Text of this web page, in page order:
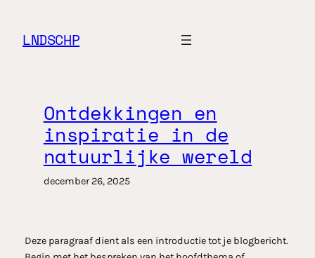
LNDSCHP
Ontdekkingen en
inspiratie in de
natuurlijke wereld
december 26, 2025
Deze paragraaf dient als een introductie tot je blogbericht.